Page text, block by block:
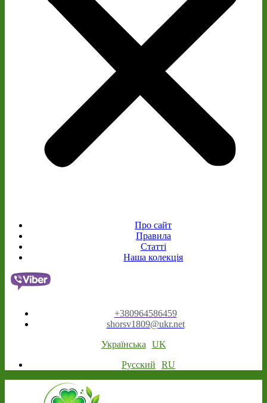
Про сайт
Правила
Статті
Наша колекція
+380964586459
shorsv1809@ukr.net
Українська
UK
Русский
RU